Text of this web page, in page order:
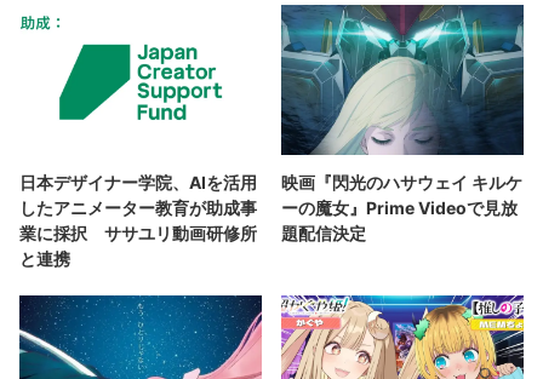
日本デザイナー学院、AIを活用
したアニメーター教育が助成事
業に採択 ササユリ動画研修所
と連携
映画『閃光のハサウェイ キルケ
ーの魔女』Prime Videoで見放
題配信決定